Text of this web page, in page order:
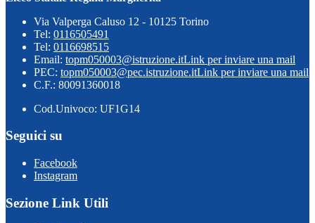
Via Valperga Caluso 12 - 10125 Torino
Tel: 0116505491
Tel: 0116698515
Email: topm050003@istruzione.itLink per inviare una mail
PEC: topm050003@pec.istruzione.itLink per inviare una mail
C.F.: 80091360018
Cod.Univoco: UF1G14
Seguici su
Facebook
Instagram
Sezione Link Utili